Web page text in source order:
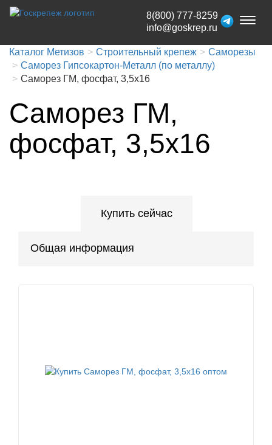
Toggle
8(800) 777-8259
info@goskrep.ru
Каталог Метизов Строительный крепеж
Саморезы
Саморез Гипсокартон-Металл (по металлу)
Саморез ГМ, фосфат, 3,5x16
Саморез ГМ,
фосфат, 3,5x16
Купить сейчас
Общая информация